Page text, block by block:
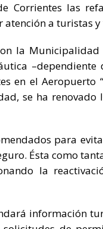
Corrientes las
a turistas y
la
en el Aeropuerto
se ha renovado
para
Ésta como
la
información